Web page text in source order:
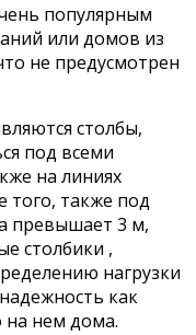
популярным
или домов из
не предусмотрен
столбы,
под всеми
на линиях
того, также под
превышает 3 м,
столбики ,
нагрузки
как
на нем дома.